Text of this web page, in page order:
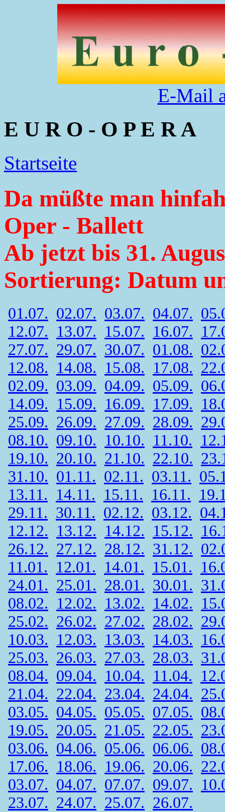
E-Mail
E U R O - O P E R A
Startseite
Da müßte man
Oper - Ballett
Ab jetzt bis 31.
Sortierung: Datum
01.07. 02.07. 03.07. 04.07.
12.07. 13.07. 15.07. 16.07.
27.07. 29.07. 30.07. 01.08.
12.08. 14.08. 15.08. 17.08.
02.09. 03.09. 04.09. 05.09.
14.09. 15.09. 16.09. 17.09.
25.09. 26.09. 27.09. 28.09.
08.10. 09.10. 10.10. 11.10.
19.10. 20.10. 21.10. 22.10.
31.10. 01.11. 02.11. 03.11.
13.11. 14.11. 15.11. 16.11.
29.11. 30.11. 02.12. 03.12.
12.12. 13.12. 14.12. 15.12.
26.12. 27.12. 28.12. 31.12.
11.01. 12.01. 14.01. 15.01.
24.01. 25.01. 28.01. 30.01.
08.02. 12.02. 13.02. 14.02.
25.02. 26.02. 27.02. 28.02.
10.03. 12.03. 13.03. 14.03.
25.03. 26.03. 27.03. 28.03.
08.04. 09.04. 10.04. 11.04.
21.04. 22.04. 23.04. 24.04.
03.05. 04.05. 05.05. 07.05.
19.05. 20.05. 21.05. 22.05.
03.06. 04.06. 05.06. 06.06.
17.06. 18.06. 19.06. 20.06.
03.07. 04.07. 07.07. 09.07.
23.07. 24.07. 25.07. 26.07.